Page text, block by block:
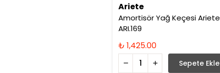
Ariete
Amortisör Yağ Keçesi Ariete
ARI.169
₺ 1,425.00
Sepete Ekle